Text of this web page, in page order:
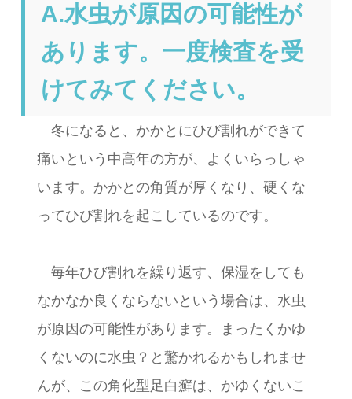
A.水虫が原因の可能性が
あります。一度検査を受
けてみてください。
冬になると、かかとにひび割れができて
痛いという中高年の方が、よくいらっしゃ
います。かかとの角質が厚くなり、硬くな
ってひび割れを起こしているのです。
毎年ひび割れを繰り返す、保湿をしても
なかなか良くならないという場合は、水虫
が原因の可能性があります。まったくかゆ
くないのに水虫？と驚かれるかもしれませ
んが、この角化型足白癬は、かゆくないこ